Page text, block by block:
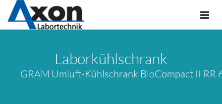
Laborkühlschrank
GRAM Umluft-Kühlschrank BioCompact II RR